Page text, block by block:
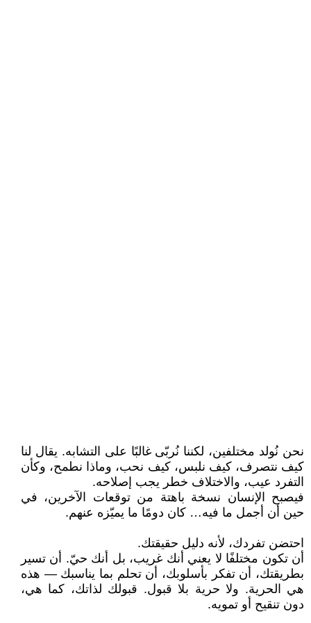
نحن نُولد مختلفين، لكننا نُربّى غالبًا على التشابه. يقال لنا
كيف نتصرف، كيف نلبس، كيف نحب، وماذا نطمح، وكأن
التفرد عيب، والاختلاف خطر يجب إصلاحه.
فيصبح الإنسان نسخة باهتة من توقعات الآخرين، في
حين أن أجمل ما فيه… كان دومًا ما يميّزه عنهم.
احتضن تفردك، لأنه دليل حقيقتك.
أن تكون مختلفًا لا يعني أنك غريب، بل أنك حيّ. أن تسير
بطريقتك، أن تفكر بأسلوبك، أن تحلم بما يناسبك — هذه
هي الحرية. ولا حرية بلا قبول. قبولك لذاتك، كما هي،
دون تنقيح أو تمويه.